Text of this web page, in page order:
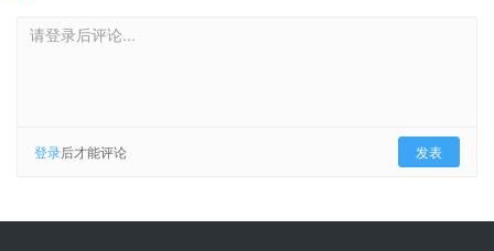
请登录后评论...
登录后才能评论 发表